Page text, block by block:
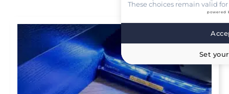
These choices remain valid
powered
Set